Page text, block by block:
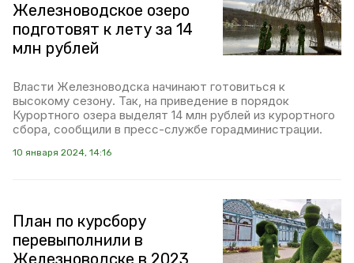
Железноводское озеро
подготовят к лету за 14
млн рублей
Власти Железноводска начинают готовиться к
высокому сезону. Так, на приведение в порядок
Курортного озера выделят 14 млн рублей из курортного
сбора, сообщили в пресс-службе горадминистрации.
10 января 2024, 14:16
План по курсбору
перевыполнили в